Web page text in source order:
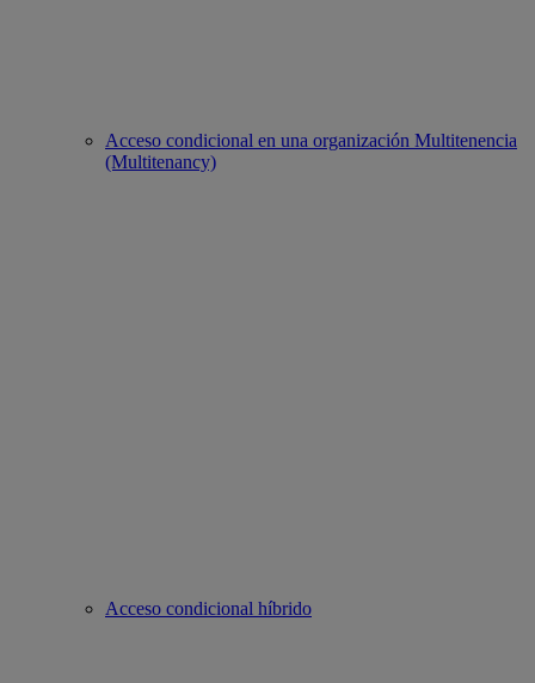
Acceso condicional en una organización Multitenencia
(Multitenancy)
Acceso condicional híbrido